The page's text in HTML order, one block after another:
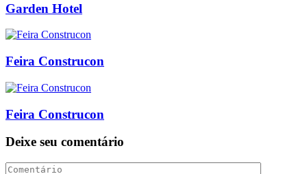
Garden Hotel
Feira Construcon
Feira Construcon
Deixe seu comentário